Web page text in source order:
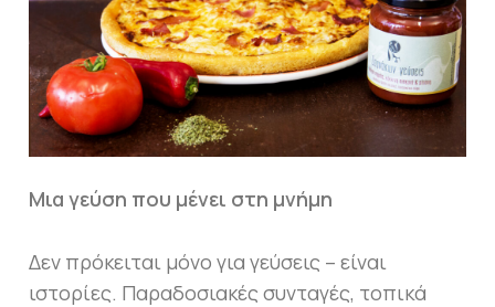
Μια γεύση που μένει στη μνήμη
Δεν πρόκειται μόνο για γεύσεις – είναι
ιστορίες. Παραδοσιακές συνταγές, τοπικά